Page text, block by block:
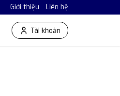
Giới thiệu Liên hệ
Tài khoản